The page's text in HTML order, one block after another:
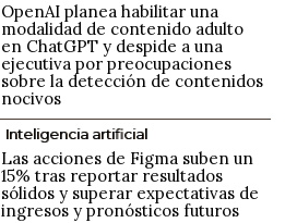
OpenAI planea habilitar una
modalidad de contenido adulto
en ChatGPT y despide a una
ejecutiva por preocupaciones
sobre la detección de contenidos
nocivos
Inteligencia artificial
Las acciones de Figma suben un
15% tras reportar resultados
sólidos y superar expectativas de
ingresos y pronósticos futuros